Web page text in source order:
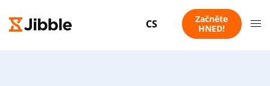
CS
Začněte
HNED!